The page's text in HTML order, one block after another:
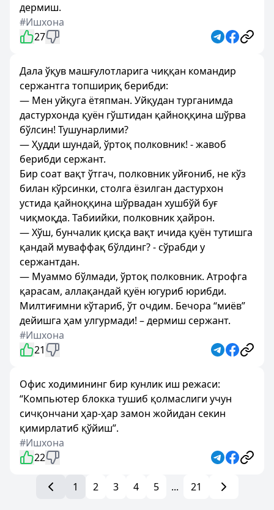
дермиш.
#Ишхона
27
Дала ўқув машғулотларига чиққан командир
сержантга топшириқ берибди:
— Мен уйқуга ётяпман. Уйқудан турганимда
дастурхонда қуён гўштидан қайноққина шўрва
бўлсин! Тушунарлими?
— Ҳудди шундай, ўртоқ полковник! - жавоб
берибди сержант.
Бир соат вақт ўтгач, полковник уйғониб, не кўз
билан кўрсинки, столга ёзилган дастурхон
устида қайноққина шўрвадан хушбўй буғ
чиқмоқда. Табиийки, полковник ҳайрон.
— Хўш, бунчалик қисқа вақт ичида қуён тутишга
қандай муваффақ бўлдинг? - сўрабди у
сержантдан.
— Муаммо бўлмади, ўртоқ полковник. Атрофга
қарасам, аллақандай қуён югуриб юрибди.
Милтиғимни кўтариб, ўт очдим. Бечора “миёв”
дейишга ҳам улгурмади! – дермиш сержант.
#Ишхона
21
Офис ходимининг бир кунлик иш режаси:
“Компьютер блокка тушиб қолмаслиги учун
сичқончани ҳар-ҳар замон жойидан секин
қимирлатиб қўйиш”.
#Ишхона
22
1 2 3 4 5 ... 21